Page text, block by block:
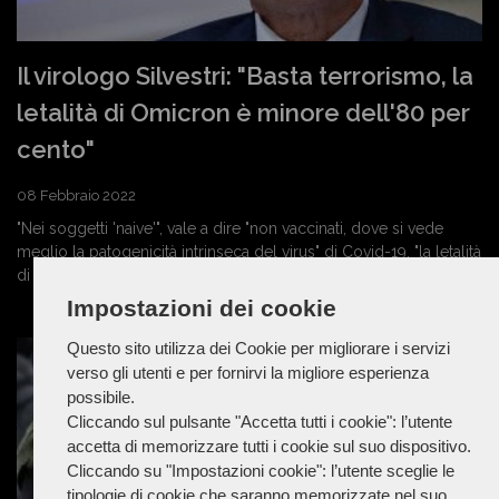
Impostazioni dei cookie
Questo sito utilizza dei Cookie per migliorare i servizi
verso gli utenti e per fornirvi la migliore esperienza
possibile.
Cliccando sul pulsante "Accetta tutti i cookie": l’utente
accetta di memorizzare tutti i cookie sul suo dispositivo.
Cliccando su "Impostazioni cookie": l’utente sceglie le
tipologie di cookie che saranno memorizzate nel suo
Il virologo Silvestri: "Basta terrorismo, la
letalità di Omicron è minore dell'80 per
cento"
08 Febbraio 2022
"Nei soggetti 'naive'", vale a dire "non vaccinati, dove si vede
meglio la patogenicità intrinseca del virus" di Covid-19, "la letalità
di Omicron è ridotta...